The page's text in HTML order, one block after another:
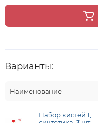
Варианты:
Наименование
Набор кистей 1,